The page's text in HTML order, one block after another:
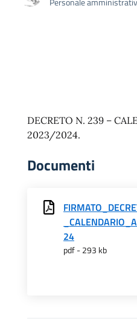
DECRETO N. 239 –
2023/2024.
Documenti
24
pdf - 293 kb